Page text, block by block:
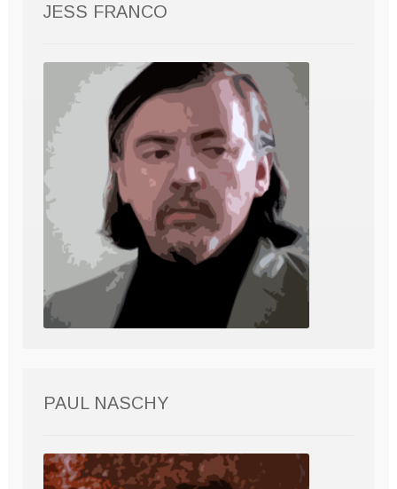
JESS FRANCO
PAUL NASCHY